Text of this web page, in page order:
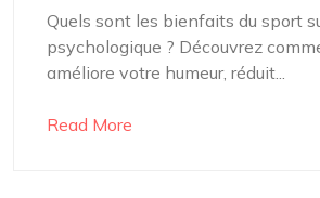
Quels sont les bienfaits du sport
psychologique ? Découvrez
améliore votre humeur, réduit...
Read More